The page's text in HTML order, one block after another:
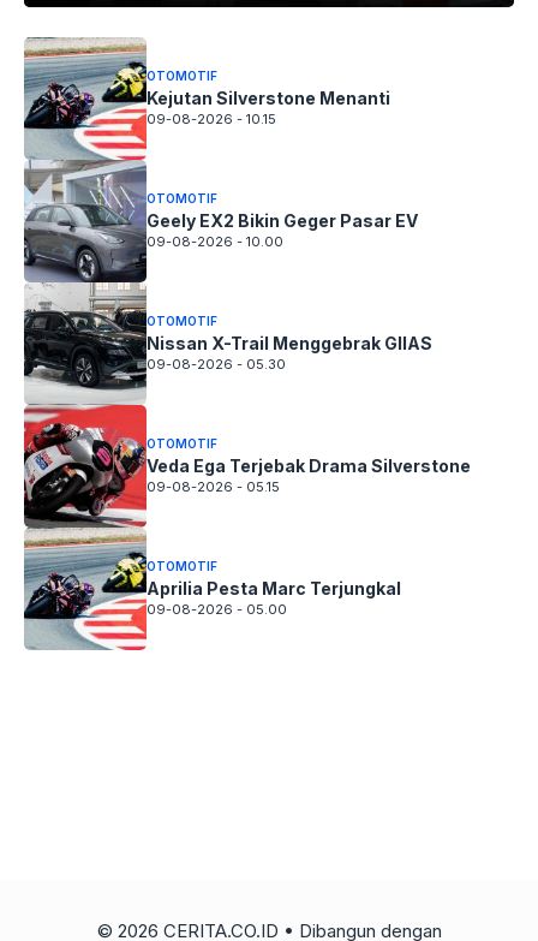
OTOMOTIF
Kejutan Silverstone Menanti
09-08-2026 - 10.15
OTOMOTIF
Geely EX2 Bikin Geger Pasar EV
09-08-2026 - 10.00
OTOMOTIF
Nissan X-Trail Menggebrak GIIAS
09-08-2026 - 05.30
OTOMOTIF
Veda Ega Terjebak Drama Silverstone
09-08-2026 - 05.15
OTOMOTIF
Aprilia Pesta Marc Terjungkal
09-08-2026 - 05.00
© 2026 CERITA.CO.ID • Dibangun dengan